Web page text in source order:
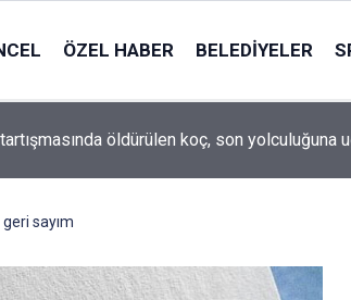
ÖZEL HABER BELEDIYELER
öldürülen koç, son yolculuğuna
sayım